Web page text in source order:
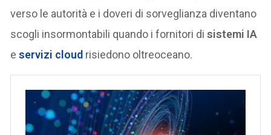
verso le autorità e i doveri di sorveglianza diventano
scogli insormontabili quando i fornitori disistemi IA
eservizi cloud risiedono oltreoceano.